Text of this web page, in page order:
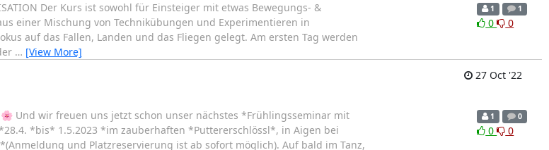
Der Kurs ist sowohl für Einsteiger mit etwas Bewegungs- &
einer Mischung von Technikübungen und Experimentieren in
auf das Fallen, Landen und das Fliegen gelegt. Am ersten Tag werden
… [View More]
1 1
0 0
27 Oct '22
Und wir freuen uns jetzt schon unser nächstes *Frühlingsseminar mit
*bis* 1.5.2023 *im zauberhaften *Puttererschlössl*, in Aigen bei
und Platzreservierung ist ab sofort möglich). Auf bald im Tanz,
1 0
0 0